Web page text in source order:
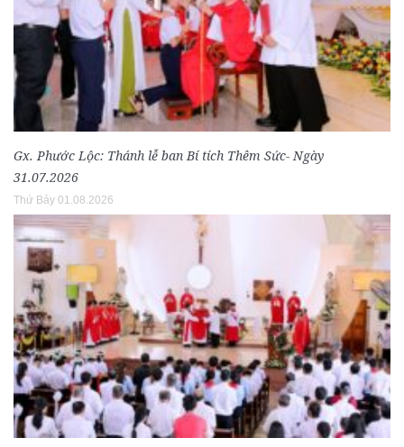
Gx. Phước Lộc: Thánh lễ ban Bí tích Thêm Sức- Ngày
31.07.2026
Thứ Bảy 01.08.2026